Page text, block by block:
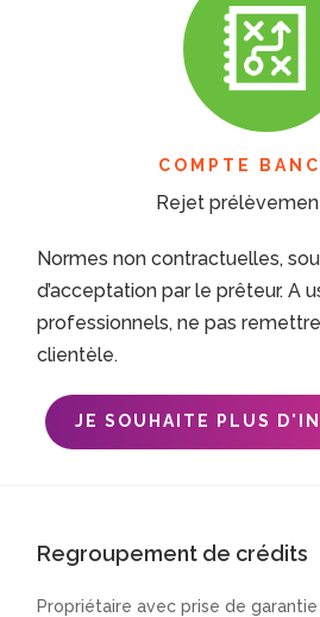
COMPTE
Rejet
Normes non contractuelles,
d’acceptation par le prêteur. A
professionnels, ne pas
clientèle.
JE SOUHAITE PLUS
Regroupement de crédits
Propriétaire avec prise de garantie